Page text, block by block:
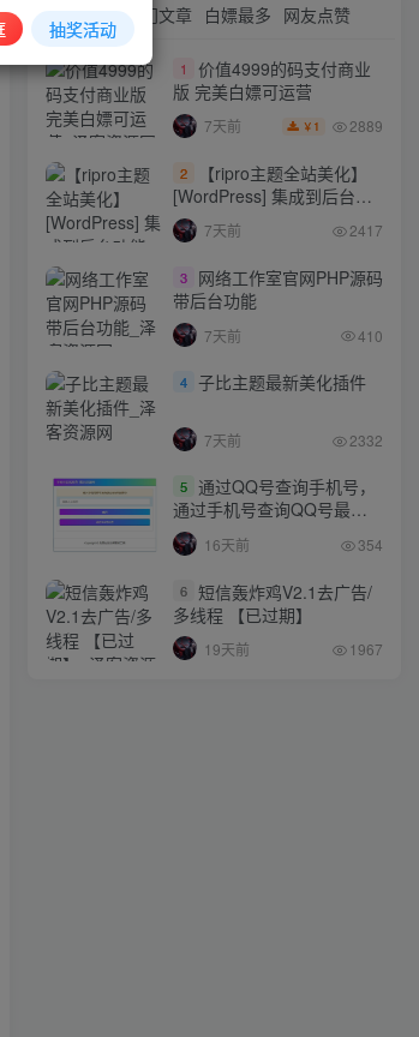
热门文章 白嫖最多 网友点赞
1
价值4999的码支付商业
版 完美白嫖可运营
7天前 ￥ 1 2889
2
【ripro主题全站美化】
[WordPress] 集成到后台功
能的全站美化包
WordPress…
7天前 2417
3
网络工作室官网PHP源码
带后台功能
7天前 410
4 子比主题最新美化插件
7天前 2332
5 通过QQ号查询手机号，
通过手机号查询QQ号最新
网站源码
16天前 354
6 短信轰炸鸡V2.1去广告/
多线程 【已过期】
19天前 1967
抽奖活动